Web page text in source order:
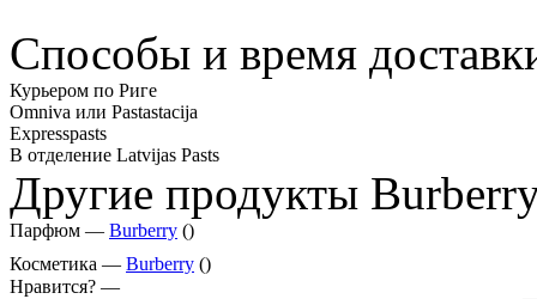
Способы и время
Курьером по Риге
Omniva или Pastastacija
Expresspasts
В отделение Latvijas Pasts
Другие продукты
Парфюм — Burberry ()
Косметика — Burberry ()
Нравится? —